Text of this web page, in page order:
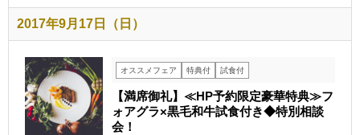
2017年9月17日（日）
オススメフェア 特典付 試食付
【満席御礼】≪HP予約限定豪華特典≫フ
ォアグラ×黒毛和牛試食付き◆特別相談
会！